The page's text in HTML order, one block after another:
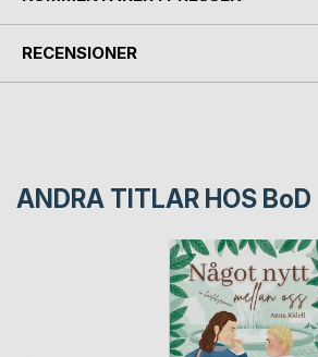
RECENSIONER
ANDRA TITLAR HOS BoD